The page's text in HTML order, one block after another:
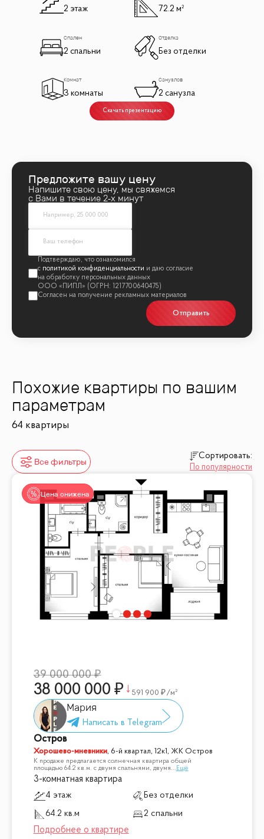
2 этаж 72.2 м²
Спален
2 спальни
Отделка
Без отделки
Комнат
3 комнаты
Санузлов
2 санузла
Скачать презентацию
Предложите вашу цену
Напишите свою цену, мы свяжемся
с Вами в течение 2‑х минут
политикой конфиденциальности
Отправить
Похожие квартиры по вашим
параметрам
64 квартиры
Все фильтры
Сортировать:
По популярности
Цена снижена
39 000 000
38 000 000 591 900 /м²
Мария
Остров
Хорошево-мневники, 6-й квартал, 12к1, ЖК Остров
К продаже предлагается солнечная квартира общей
площадью 64.2 кв.м. с двумя спальнями, двумя... Ещё
3-комнатная квартира
4 этаж
Без отделки
64.2 кв.м
2 спальни